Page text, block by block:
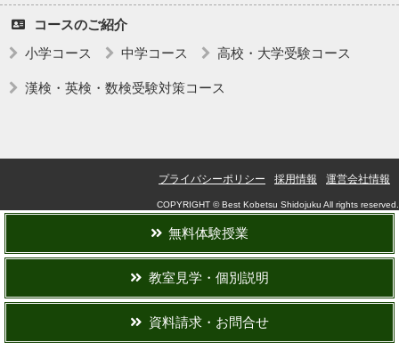
コースのご紹介
小学コース
中学コース 高校・大学受験コース
漢検・英検・数検受験対策コース
運営会社情報
採用情報
プライバシーポリシー
COPYRIGHT © Best Kobetsu Shidojuku All rights reserved.
無料体験授業
教室見学・個別説明
資料請求・お問合せ